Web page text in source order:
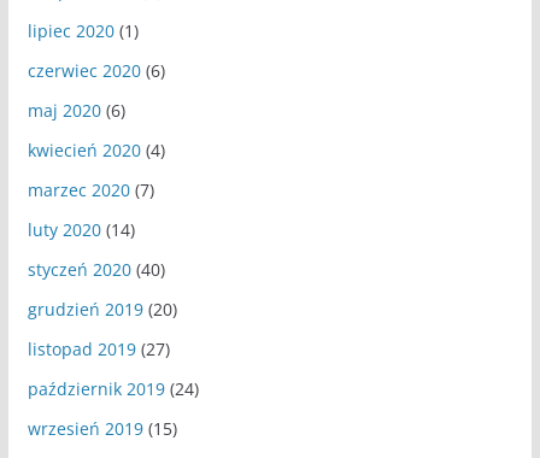
lipiec 2020(1)
czerwiec 2020(6)
maj 2020(6)
kwiecień 2020(4)
marzec 2020(7)
luty 2020(14)
styczeń 2020(40)
grudzień 2019(20)
listopad 2019(27)
październik 2019(24)
wrzesień 2019(15)